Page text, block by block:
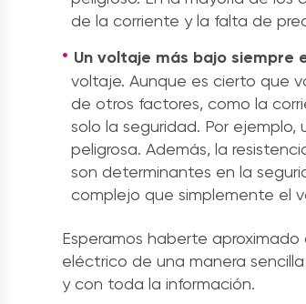
de la corriente y la falta de
Un voltaje más bajo siempre
voltaje. Aunque es cierto que
de otros factores, como la
solo la seguridad. Por
peligrosa. Además, la
son determinantes en la
complejo que simplemente el
Esperamos haberte
eléctrico de una manera
y con toda la información.